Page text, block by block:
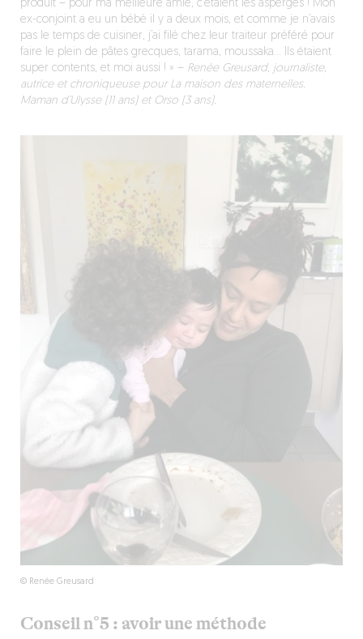
produit – pour ma meilleure amie, c’étaient les asperges ! Mon
ex-conjoint a eu un bébé il y a deux mois, et comme je n’avais
pas le temps de cuisiner, j’ai filé chez leur traiteur préféré pour
faire le plein de pâtes grecques, tarama, moussaka… Ils étaient
super contents, et moi aussi ! » – Renée Greusard, journaliste,
autrice et chroniqueuse pour La maison des maternelles.
Maman d’Ulysse (11 ans) et Orso (3 ans).
© Renée Greusard
Conseil n°5 : avoir une méthode